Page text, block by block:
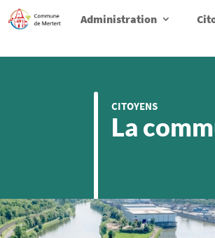
Administration
CITOYENS
La